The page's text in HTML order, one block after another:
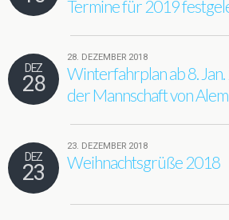
Termine für 2019
DEZ
28
28. DEZEMBER 2018
Winterfahrplan ab 8.
der Mannschaft von
DEZ
23
23. DEZEMBER 2018
Weihnachtsgrüße 2018